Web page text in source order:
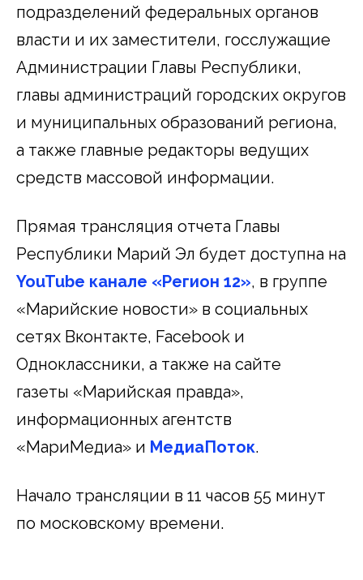
подразделений федеральных органов
власти и их заместители, госслужащие
Администрации Главы Республики,
главы администраций городских округов
и муниципальных образований региона,
а также главные редакторы ведущих
средств массовой информации.
Прямая трансляция отчета Главы
Республики Марий Эл будет доступна на
YouTube канале «Регион 12», в группе
«Марийские новости» в социальных
сетях Вконтакте, Facebook и
Одноклассники, а также на сайте
газеты «Марийская правда»,
информационных агентств
«МариМедиа» и МедиаПоток.
Начало трансляции в 11 часов 55 минут
по московскому времени.